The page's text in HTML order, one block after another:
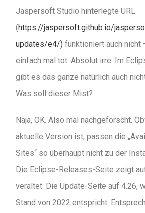
Jaspersoft Studio hinterlegte URL
(https://jaspersoft.github.io/
updates/e4/)funktioniert auch
einfach mal tot. Absolut irre. Im
gibt es das ganze natürlich auch
Was soll dieser Mist?
Naja, OK. Also mal nachgeforscht.
aktuelle Version ist, passen die
Sites“ so überhaupt nicht zu der
Die Eclipse-Releases-Seite zeigt
veraltet. Die Update-Seite auf 4.26,
Stand von 2022 entspricht.